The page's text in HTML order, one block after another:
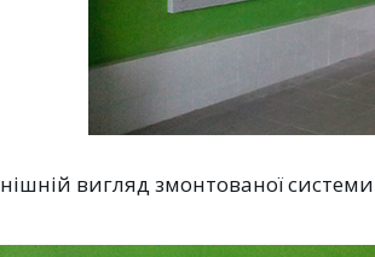
вигляд змонтованої системи